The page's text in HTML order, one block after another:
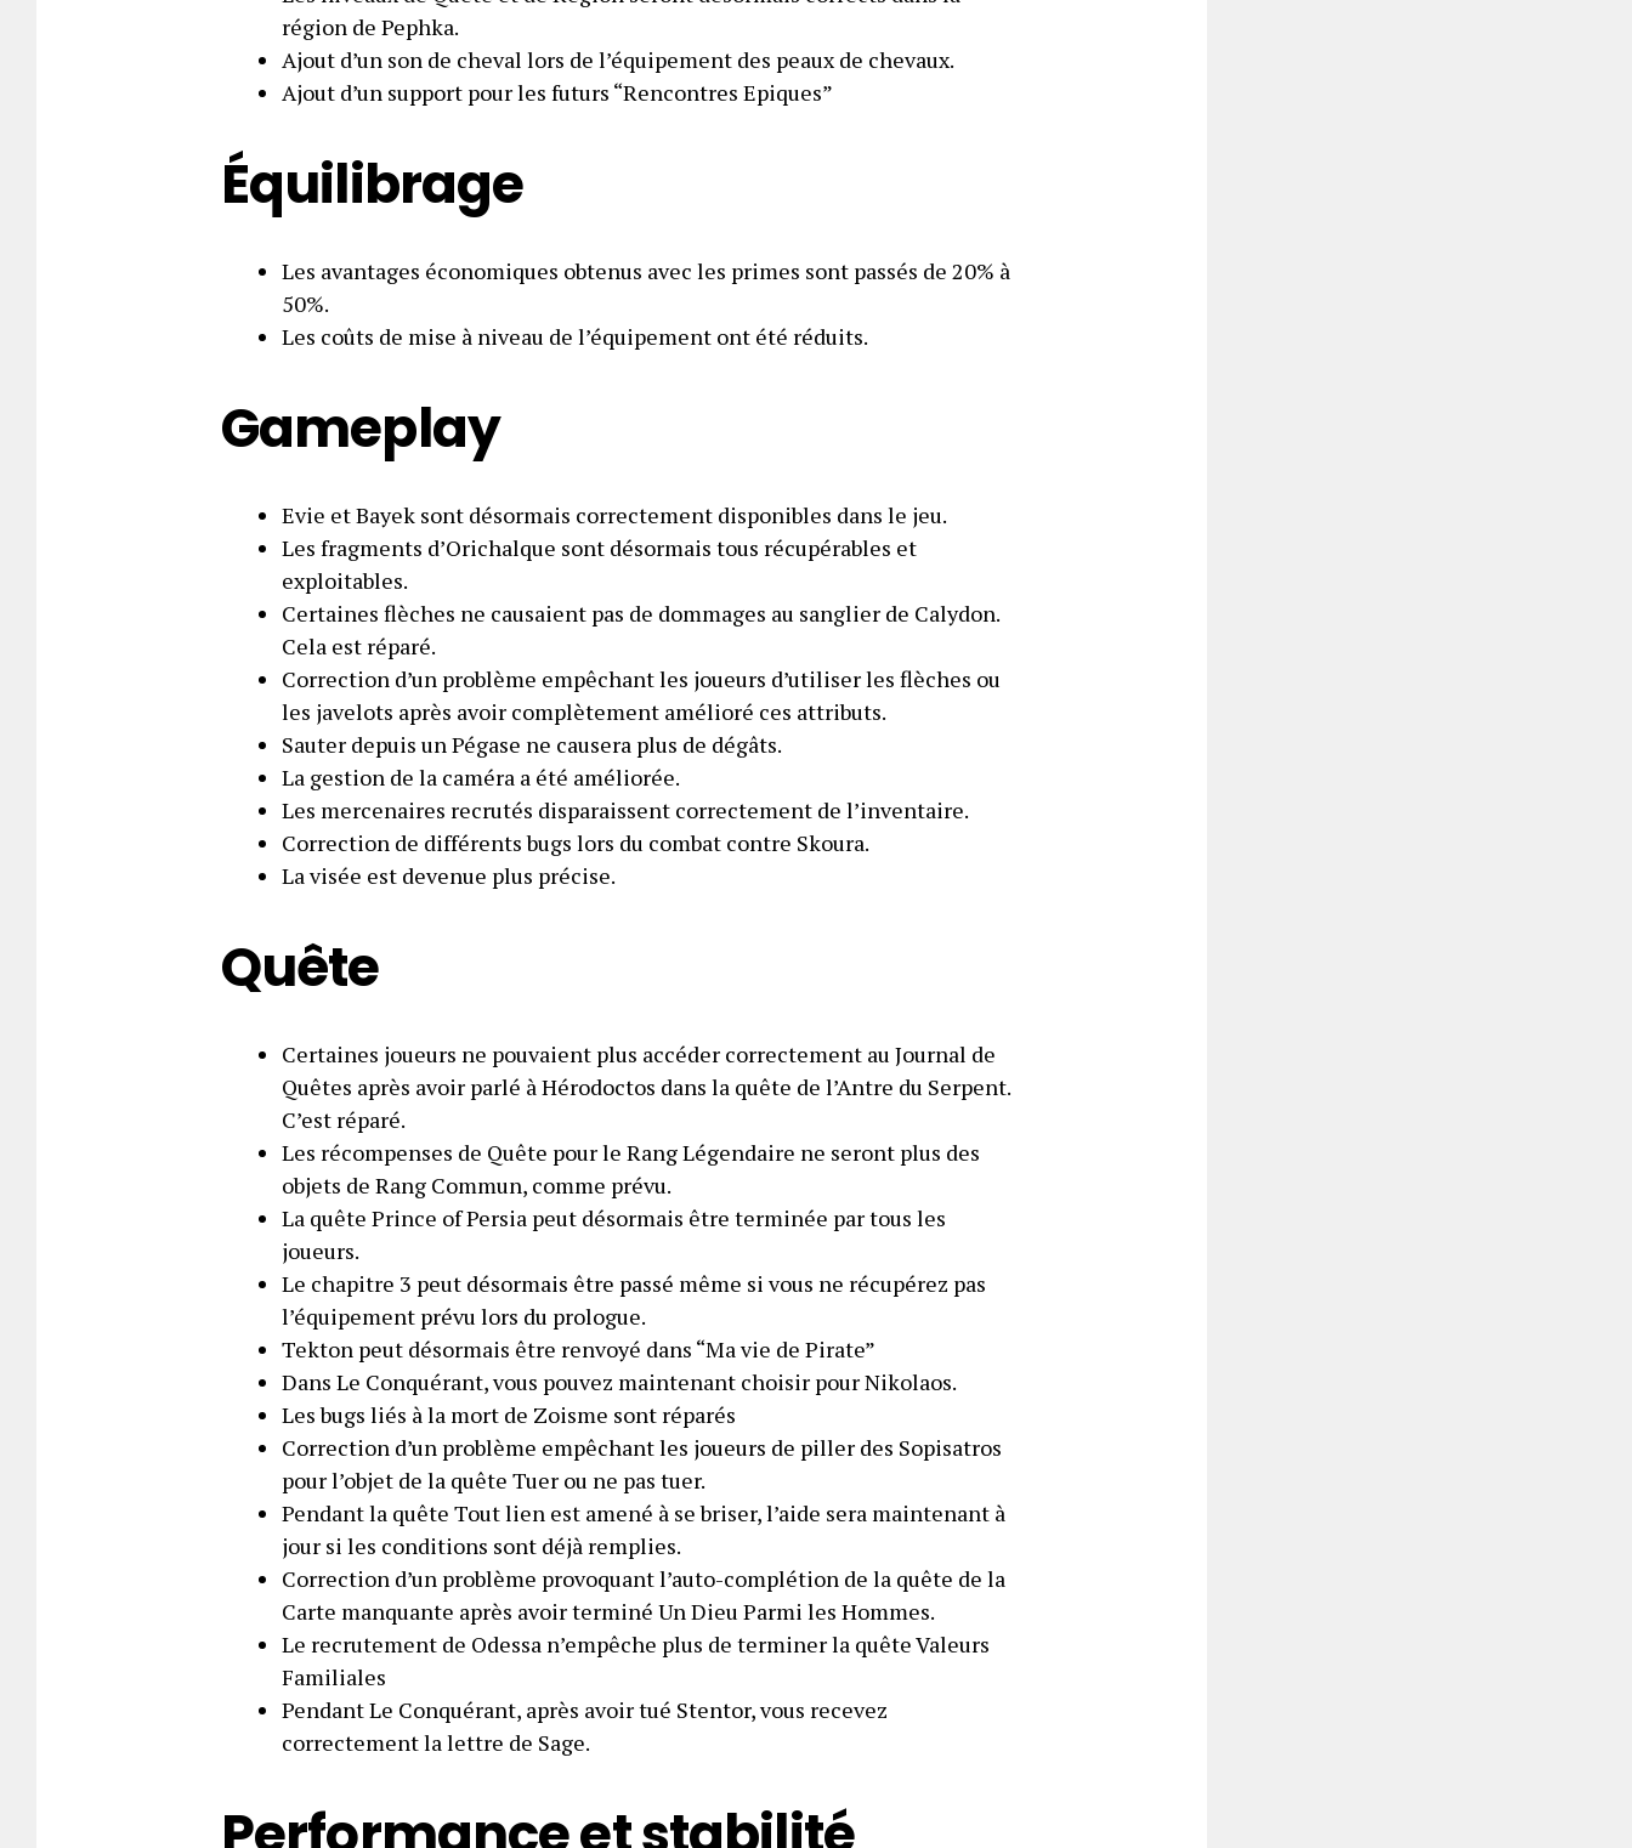
région de Pephka.
Ajout d’un son de cheval lors de l’équipement des peaux de chevaux.
Ajout d’un support pour les futurs “Rencontres Epiques”
Équilibrage
Les avantages économiques obtenus avec les primes sont passés de 20% à
50%.
Les coûts de mise à niveau de l’équipement ont été réduits.
Gameplay
Evie et Bayek sont désormais correctement disponibles dans le jeu.
Les fragments d’Orichalque sont désormais tous récupérables et
exploitables.
Certaines flèches ne causaient pas de dommages au sanglier de Calydon.
Cela est réparé.
Correction d’un problème empêchant les joueurs d’utiliser les flèches ou
les javelots après avoir complètement amélioré ces attributs.
Sauter depuis un Pégase ne causera plus de dégâts.
La gestion de la caméra a été améliorée.
Les mercenaires recrutés disparaissent correctement de l’inventaire.
Correction de différents bugs lors du combat contre Skoura.
La visée est devenue plus précise.
Quête
Certaines joueurs ne pouvaient plus accéder correctement au Journal de
Quêtes après avoir parlé à Hérodoctos dans la quête de l’Antre du Serpent.
C’est réparé.
Les récompenses de Quête pour le Rang Légendaire ne seront plus des
objets de Rang Commun, comme prévu.
La quête Prince of Persia peut désormais être terminée par tous les
joueurs.
Le chapitre 3 peut désormais être passé même si vous ne récupérez pas
l’équipement prévu lors du prologue.
Tekton peut désormais être renvoyé dans “Ma vie de Pirate”
Dans Le Conquérant, vous pouvez maintenant choisir pour Nikolaos.
Les bugs liés à la mort de Zoisme sont réparés
Correction d’un problème empêchant les joueurs de piller des Sopisatros
pour l’objet de la quête Tuer ou ne pas tuer.
Pendant la quête Tout lien est amené à se briser, l’aide sera maintenant à
jour si les conditions sont déjà remplies.
Correction d’un problème provoquant l’auto-complétion de la quête de la
Carte manquante après avoir terminé Un Dieu Parmi les Hommes.
Le recrutement de Odessa n’empêche plus de terminer la quête Valeurs
Familiales
Pendant Le Conquérant, après avoir tué Stentor, vous recevez
correctement la lettre de Sage.